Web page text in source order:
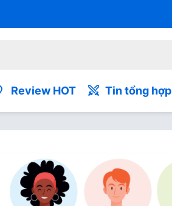
Review HOT Tin tổng hợp